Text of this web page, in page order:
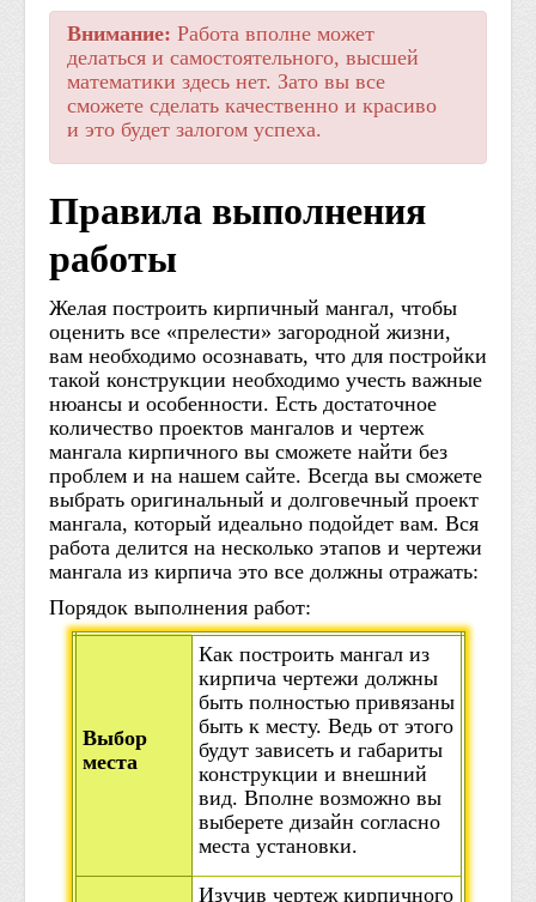
Внимание: Работа вполне может
делаться и самостоятельного, высшей
математики здесь нет. Зато вы все
сможете сделать качественно и красиво
и это будет залогом успеха.
Правила выполнения
работы
Желая построить кирпичный мангал, чтобы
оценить все «прелести» загородной жизни,
вам необходимо осознавать, что для постройки
такой конструкции необходимо учесть важные
нюансы и особенности. Есть достаточное
количество проектов мангалов и чертеж
мангала кирпичного вы сможете найти без
проблем и на нашем сайте. Всегда вы сможете
выбрать оригинальный и долговечный проект
мангала, который идеально подойдет вам. Вся
работа делится на несколько этапов и чертежи
мангала из кирпича это все должны отражать:
Порядок выполнения работ:
Выбор
места
Как построить мангал из
кирпича чертежи должны
быть полностью привязаны
быть к месту. Ведь от этого
будут зависеть и габариты
конструкции и внешний
вид. Вполне возможно вы
выберете дизайн согласно
места установки.
Изучив чертеж кирпичного